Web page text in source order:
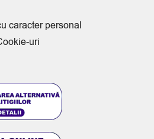
caracter personal
uri